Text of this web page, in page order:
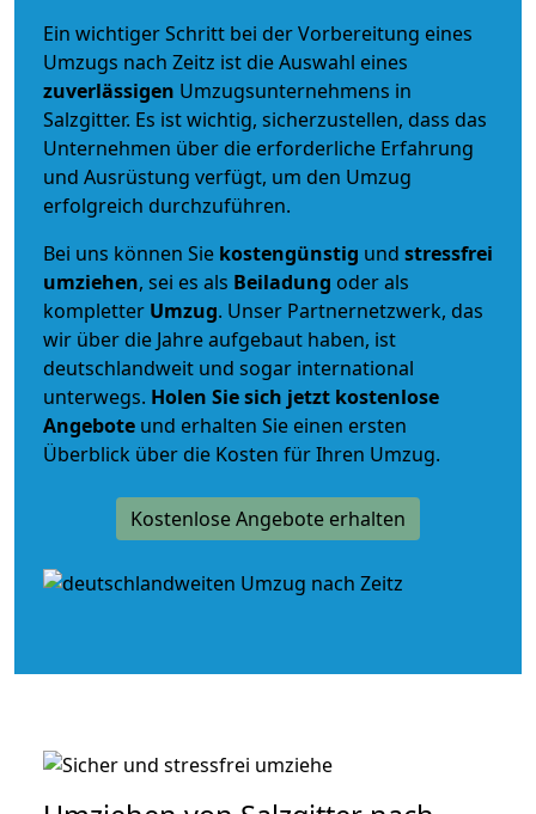
Ein wichtiger Schritt bei der Vorbereitung eines
Umzugs nach Zeitz ist die Auswahl eines
zuverlässigen Umzugsunternehmens in
Salzgitter. Es ist wichtig, sicherzustellen, dass das
Unternehmen über die erforderliche Erfahrung
und Ausrüstung verfügt, um den Umzug
erfolgreich durchzuführen.
Bei uns können Sie kostengünstig und stressfrei
umziehen, sei es als Beiladung oder als
kompletter Umzug. Unser Partnernetzwerk, das
wir über die Jahre aufgebaut haben, ist
deutschlandweit und sogar international
unterwegs. Holen Sie sich jetzt kostenlose
Angebote und erhalten Sie einen ersten
Überblick über die Kosten für Ihren Umzug.
Kostenlose Angebote erhalten